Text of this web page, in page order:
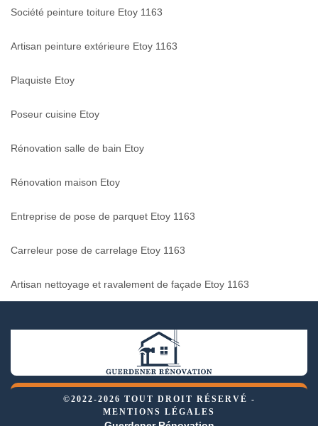
Société peinture toiture Etoy 1163
Artisan peinture extérieure Etoy 1163
Plaquiste Etoy
Poseur cuisine Etoy
Rénovation salle de bain Etoy
Rénovation maison Etoy
Entreprise de pose de parquet Etoy 1163
Carreleur pose de carrelage Etoy 1163
Artisan nettoyage et ravalement de façade Etoy 1163
©2022-2026 TOUT DROIT RÉSERVÉ -
MENTIONS LÉGALES